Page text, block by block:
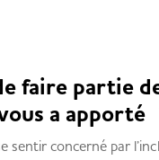
faire partie
a apporté
sentir concerné par